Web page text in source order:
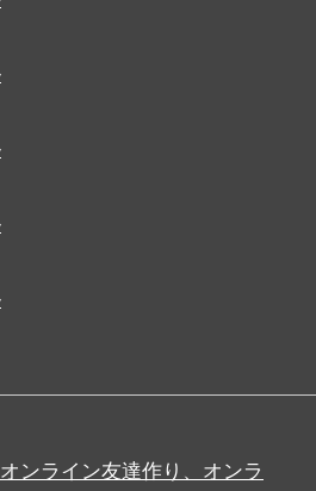
ンライン友達作り、オンラ